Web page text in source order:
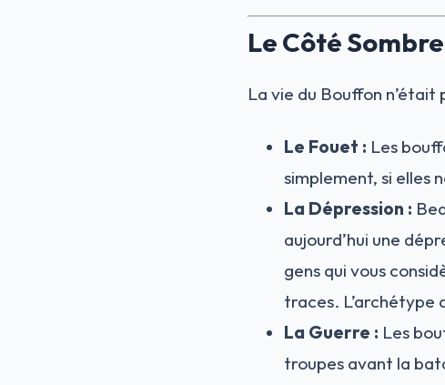
Le Côté
La vie du Bouffon n’était
Le Fouet : Les
simplement, si elles
La Dépression :
aujourd’hui une
gens qui vous
traces. L’archétype
La Guerre : Les
troupes avant la